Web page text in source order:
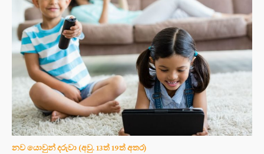
නව යොවුන් දරුවා (අවු. 13ත් 19ත් අතර)